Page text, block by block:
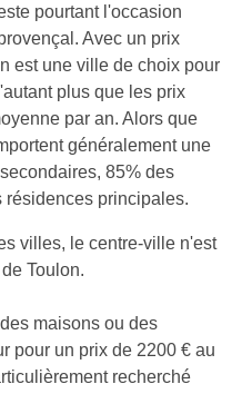
pourtant l'occasion
Avec un prix
est une ville de choix pour
plus que les prix
par an. Alors que
généralement une
85% des
résidences principales.
villes, le centre-ville n'est
Toulon.
maisons ou des
pour un prix de 2200 € au
recherché